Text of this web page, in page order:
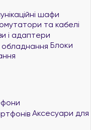
шафи
та кабелі
і адаптери
Блоки
Аксесуари для